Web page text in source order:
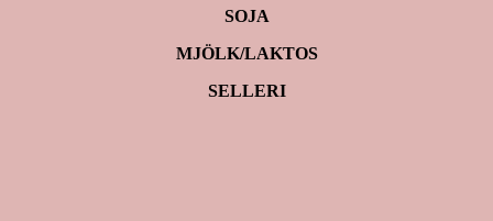
SOJA
MJÖLK/LAKTOS
SELLERI